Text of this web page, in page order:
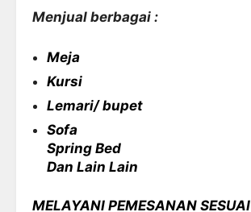
Menjual berbagai :
Meja
Kursi
Lemari/ bupet
Sofa
Spring Bed
Dan Lain Lain
MELAYANI PEMESANAN SESUAI